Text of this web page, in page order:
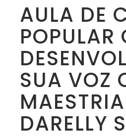
AULA DE
POPULAR
SUA VOZ
DARELLY